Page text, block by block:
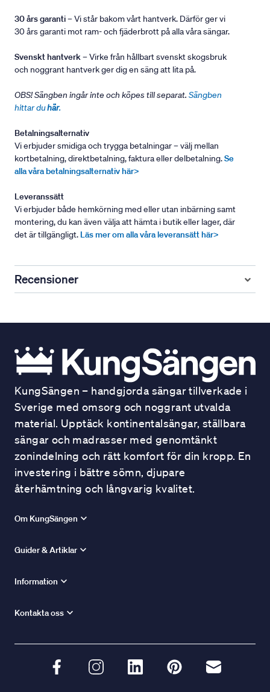
30 års garanti– Vi står bakom vårt hantverk. Därför ger vi
30 års garanti mot ram- och fjäderbrott på alla våra sängar.
Svenskt hantverk– Virke från hållbart svenskt skogsbruk
och noggrant hantverk ger dig en säng att lita på.
OBS! Sängben ingår inte och köpes till separat. Sängben
hittar duhär.
Betalningsalternativ
Vi erbjuder smidiga och trygga betalningar – välj mellan
kortbetalning, direktbetalning, faktura eller delbetalning.Se
alla våra betalningsalternativ här>
Leveranssätt
Vi erbjuder både hemkörning med eller utan inbärning samt
montering, du kan även välja att hämta i butik eller lager, där
det är tillgängligt. Läs mer om alla våra leveransätt här>
Recensioner
KungSängen – handgjorda sängar tillverkade i
Sverige med omsorg och noggrant utvalda
material. Upptäck kontinentalsängar, ställbara
sängar och madrasser med genomtänkt
zonindelning och rätt komfort för din kropp. En
investering i bättre sömn, djupare
återhämtning och långvarig kvalitet.
Om KungSängen
Guider & Artiklar
Information
Kontakta oss